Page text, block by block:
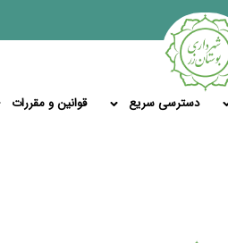
دسترسی سریع قوانین و مقررات